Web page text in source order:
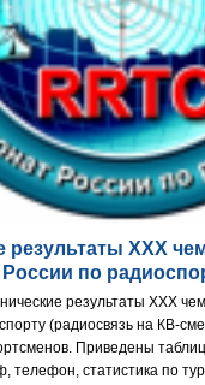
результаты XXX
по
результаты XXX
(радиосвязь на КВ-
Приведены
телефон, статистика по